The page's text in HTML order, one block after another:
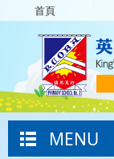
首頁
MENU